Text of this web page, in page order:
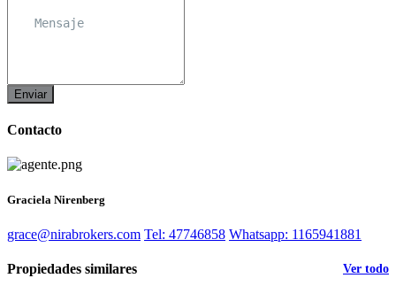
Enviar
Contacto
Graciela Nirenberg
grace@nirabrokers.com Tel: 47746858 Whatsapp: 1165941881
Propiedades similares Ver todo